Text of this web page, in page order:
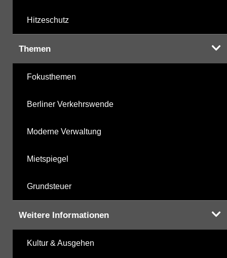
Hitzeschutz
Themen
Fokusthemen
Berliner Verkehrswende
Moderne Verwaltung
Mietspiegel
Grundsteuer
Weitere Informationen
Kultur & Ausgehen